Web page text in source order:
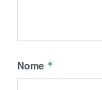
Nome *